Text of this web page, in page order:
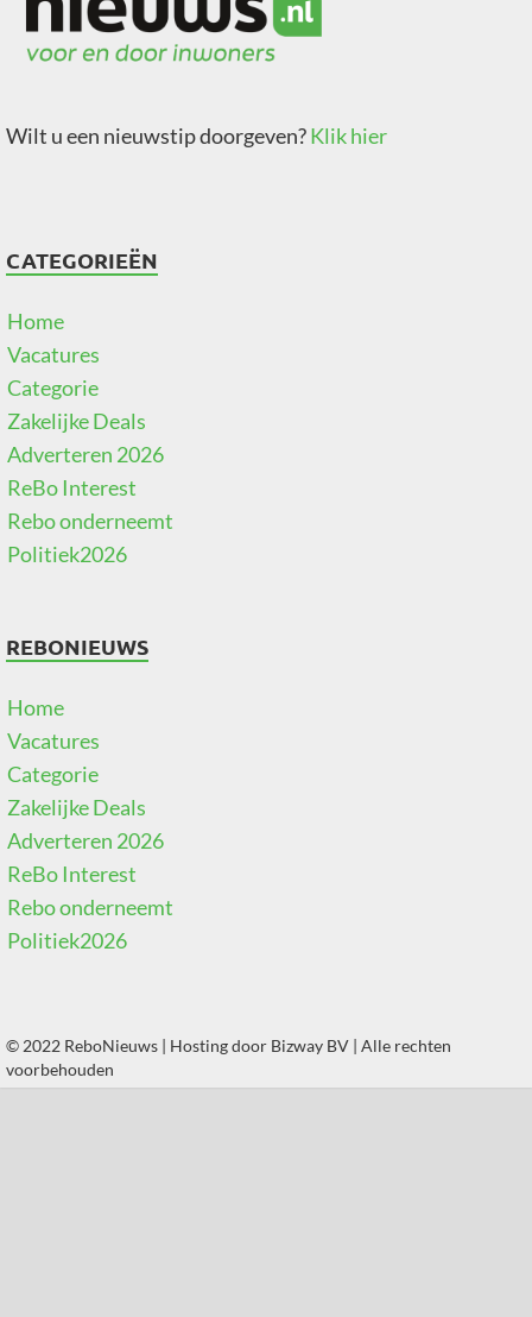
Wilt u een nieuwstip doorgeven?Klik hier
CATEGORIEËN
Home
Vacatures
Categorie
Zakelijke Deals
Adverteren 2026
ReBo Interest
Rebo onderneemt
Politiek2026
REBONIEUWS
Home
Vacatures
Categorie
Zakelijke Deals
Adverteren 2026
ReBo Interest
Rebo onderneemt
Politiek2026
© 2022 ReboNieuws | Hosting door Bizway BV | Alle rechten
voorbehouden